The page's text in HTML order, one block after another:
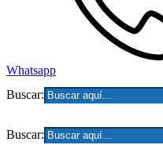
Whatsapp
Buscar:
Buscar: